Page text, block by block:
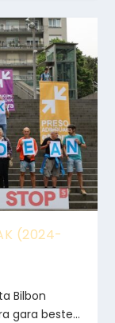
(2024-
Bilbon
gara beste...